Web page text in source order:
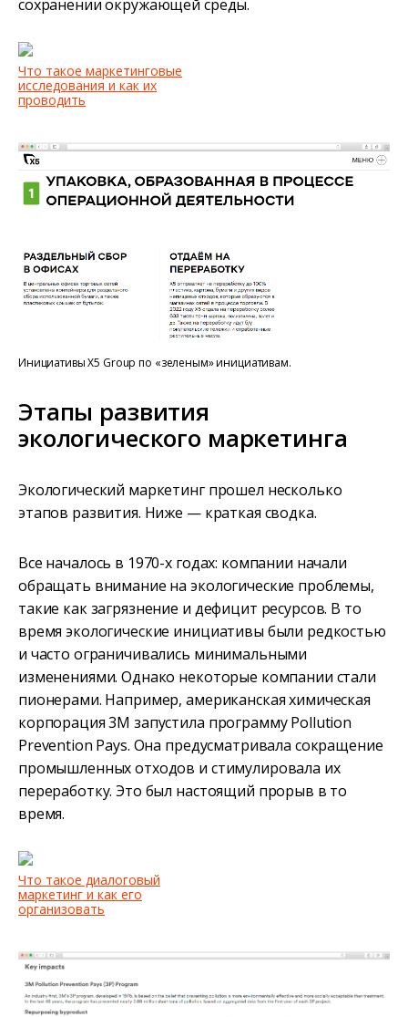
сохранении окружающей среды.
Что такое маркетинговые
исследования и как их
проводить
Инициативы X5 Group по «зеленым» инициативам.
Этапы развития
экологического маркетинга
Экологический маркетинг прошел несколько
этапов развития. Ниже — краткая сводка.
Все началось в 1970-х годах: компании начали
обращать внимание на экологические проблемы,
такие как загрязнение и дефицит ресурсов. В то
время экологические инициативы были редкостью
и часто ограничивались минимальными
изменениями. Однако некоторые компании стали
пионерами. Например, американская химическая
корпорация 3M запустила программу Pollution
Prevention Pays. Она предусматривала сокращение
промышленных отходов и стимулировала их
переработку. Это был настоящий прорыв в то
время.
Что такое диалоговый
маркетинг и как его
организовать